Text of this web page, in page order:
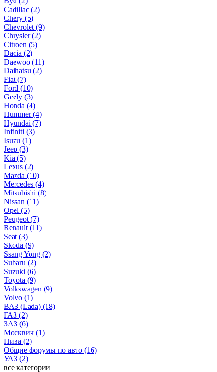
Cadillac (2)
Chery (5)
Chevrolet (9)
Chrysler (2)
Citroen (5)
Dacia (2)
Daewoo (11)
Daihatsu (2)
Fiat (7)
Ford (10)
Geely (3)
Honda (4)
Hummer (4)
Hyundai (7)
Infiniti (3)
Isuzu (1)
Jeep (3)
Kia (5)
Lexus (2)
Mazda (10)
Mercedes (4)
Mitsubishi (8)
Nissan (11)
Opel (5)
Peugeot (7)
Renault (11)
Seat (3)
Skoda (9)
Ssang Yong (2)
Subaru (2)
Suzuki (6)
Toyota (9)
Volkswagen (9)
Volvo (1)
ВАЗ (Lada) (18)
ГАЗ (2)
ЗАЗ (6)
Москвич (1)
Нива (2)
Общие форумы по авто (16)
УАЗ (2)
все категории